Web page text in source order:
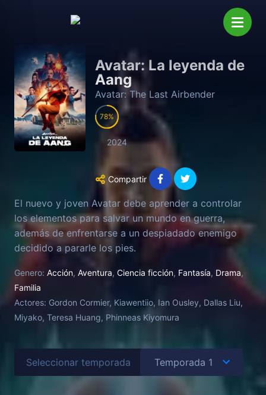
Avatar: La leyenda de
Aang
Avatar: The Last Airbender
78
2024
Compartir
El nuevo y joven Avatar debe aprender a controlar
los elementos para salvar un mundo en guerra,
además de enfrentarse a un despiadado enemigo
decidido a pararle los pies.
Genero: Acción, Aventura, Ciencia ficción, Fantasía, Drama,
Familia
Actores: Gordon Cormier, Kiawentiio, Ian Ousley, Dallas Liu,
Miyako, Teresa Huang, Phinneas Kiyomura
Seleccionar temporada